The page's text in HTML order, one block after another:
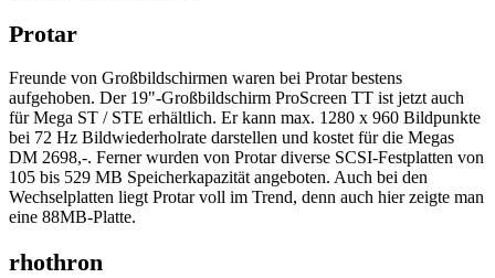
Protar
Freunde von Großbildschirmen waren bei Protar bestens
aufgehoben. Der 19"-Großbildschirm ProScreen TT ist jetzt auch
für Mega ST / STE erhältlich. Er kann max. 1280 x 960 Bildpunkte
bei 72 Hz Bildwiederholrate darstellen und kostet für die Megas
DM 2698,-. Ferner wurden von Protar diverse SCSI-Festplatten von
105 bis 529 MB Speicherkapazität angeboten. Auch bei den
Wechselplatten liegt Protar voll im Trend, denn auch hier zeigte man
eine 88MB-Platte.
rhothron